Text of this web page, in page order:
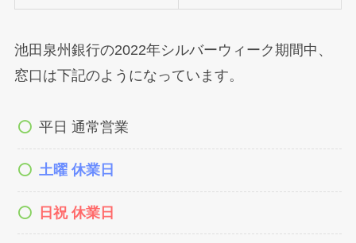
池田泉州銀行の2022年シルバーウィーク期間中、
窓口は下記のようになっています。
平日 通常営業
土曜 休業日
日祝 休業日